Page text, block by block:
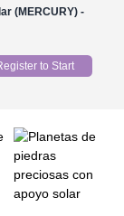
(MERCURY) -
to Start